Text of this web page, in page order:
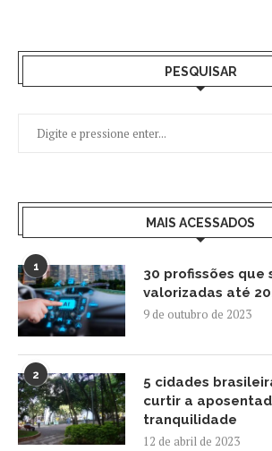
PESQUISAR
MAIS ACESSADOS
1
30 profissões que
valorizadas até
9 de outubro de 2023
2
5 cidades
curtir a
tranquilidade
12 de abril de 2023